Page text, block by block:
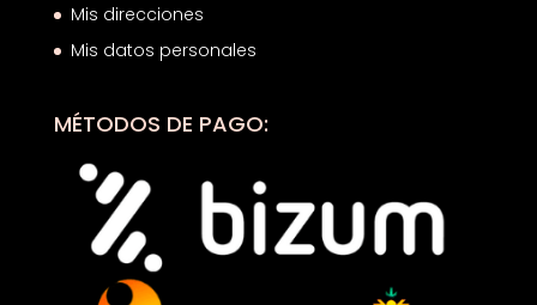
Mis direcciones
Mis datos personales
MÉTODOS DE PAGO: